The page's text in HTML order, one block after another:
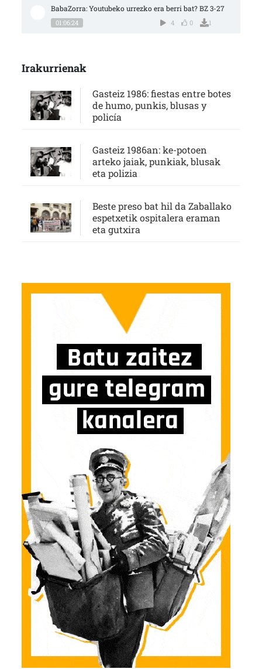
BabaZorra: Youtubeko urrezko era berri bat? BZ 3-27
01:06:24 4 0 1
Irakurrienak
Gasteiz 1986: fiestas entre botes
de humo, punkis, blusas y
policía
Gasteiz 1986an: ke-potoen
arteko jaiak, punkiak, blusak
eta polizia
Beste preso bat hil da Zaballako
espetxetik ospitalera eraman
eta gutxira